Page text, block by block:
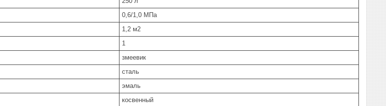
0,6/1,0 МПа
1,2 м2
1
змеевик
сталь
эмаль
косвенный